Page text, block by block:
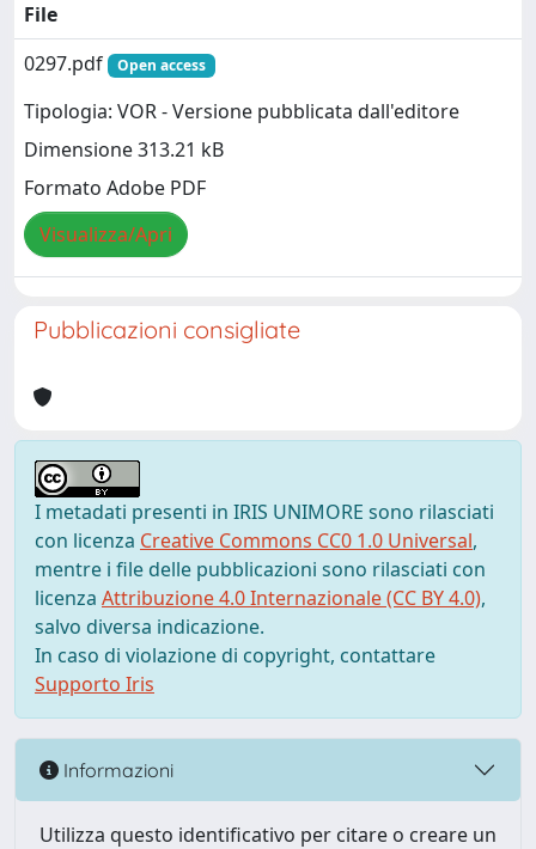
File
0297.pdf
Open access
Tipologia: VOR - Versione pubblicata dall'editore
Dimensione 313.21 kB
Formato Adobe PDF
Visualizza/Apri
Pubblicazioni consigliate
I metadati presenti in IRIS UNIMORE sono rilasciati
con licenza Creative Commons CC0 1.0 Universal,
mentre i file delle pubblicazioni sono rilasciati con
licenza Attribuzione 4.0 Internazionale (CC BY 4.0),
salvo diversa indicazione.
In caso di violazione di copyright, contattare
Supporto Iris
Informazioni
Utilizza questo identificativo per citare o creare un